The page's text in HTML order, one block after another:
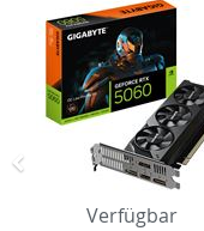
Verfügbar
Zurück